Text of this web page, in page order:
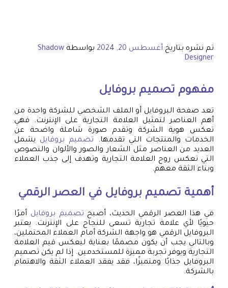
تم نشره بتاريخ أغسطس 20, 2024 بواسطة Shadow
Designer
مفهوم تصميم بروفايل
تعد صفحة البروفايل أو الملف الشخصي للشركة واحدة من
أهم العناصر لتمثيل العلامة التجارية على الإنترنت. فهي
تعكس هوية الشركة وتقدم صورة شاملة واضحة عن
الخدمات والمنتجات التي تقدمها. تصميم بروفايل يشمل
العديد من العناصر مثل الشعار والصور والألوان والنصوص
التي تعكس روح العلامة التجارية وتهدف إلى جذب العملاء
وبناء الثقة معهم.
أهمية تصميم بروفايل في العصر الرقمي
في هذا العصر الرقمي الحديث، أصبح تصميم بروفايل أمرًا
حيويًا لأي علامة تجارية تسعى للنجاح على الإنترنت. يعتبر
البروفايل الرقمي هو واجهة الشركة أمام العملاء المحتملين،
وبالتالي يجب أن يكون مصممًا بعناية ليعكس قيم العلامة
التجارية ويوفر تجربة مميزة للمستخدمين. إذا لم يكن تصميم
البروفايل جذابًا ومتميزًا، فقد يفقد العملاء الثقة والاهتمام
بالشركة.